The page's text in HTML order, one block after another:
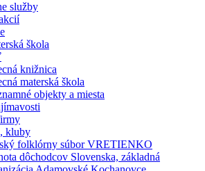
služby
škola
knižnica
materská škola
objekty a miesta
kluby
folklórny súbor VRETIENKO
dôchodcov Slovenska, základná